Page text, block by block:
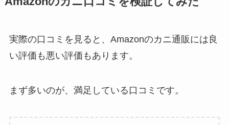
実際の口コミを見ると、Amazonのカニ通販には良
い評価も悪い評価もあります。
まず多いのが、満足している口コミです。